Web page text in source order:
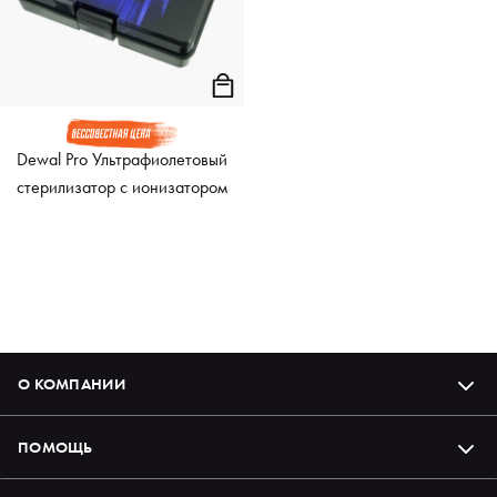
Dewal Pro Ультрафиолетовый
стерилизатор с ионизатором
О КОМПАНИИ
ПОМОЩЬ